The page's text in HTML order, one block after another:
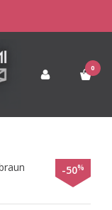
0
SPALVOS
DARLING
-50%